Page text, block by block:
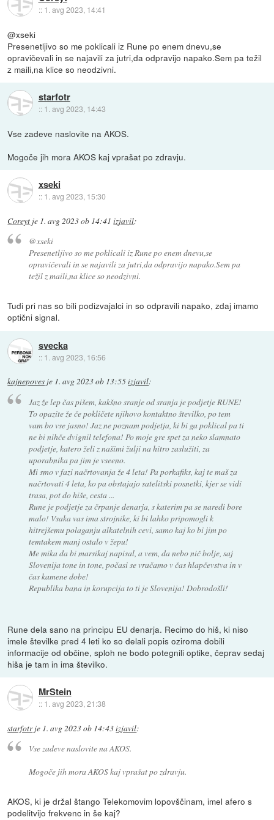
:: 1. avg 2023, 14:41
@xseki
Presenetljivo so me poklicali iz Rune po enem dnevu,se
opravičevali in se najavili za jutri,da odpravijo napako.Sem pa težil
z maili,na klice so neodzivni.
starfotr
:: 1. avg 2023, 14:43
Vse zadeve naslovite na AKOS.
Mogoče jih mora AKOS kaj vprašat po zdravju.
xseki
:: 1. avg 2023, 15:30
Coreyt je 1. avg 2023 ob 14:41 izjavil:
@xseki
Presenetljivo so me poklicali iz Rune po enem dnevu,se
opravičevali in se najavili za jutri,da odpravijo napako.Sem pa
težil z maili,na klice so neodzivni.
Tudi pri nas so bili podizvajalci in so odpravili napako, zdaj imamo
optični signal.
svecka
:: 1. avg 2023, 16:56
kajnepoves je 1. avg 2023 ob 13:55izjavil:
Jaz že lep čas pišem, kakšno sranje od sranja je podjetje RUNE!
To opazite že če pokličete njihovo kontaktno številko, po tem
vam bo vse jasno! Jaz ne poznam podjetja, ki bi ga poklical pa ti
ne bi nihče dvignil telefona! Po moje gre spet za neko slamnato
podjetje, katero želi z našimi žulji na hitro zaslužiti, za
uporabnika pa jim je vseeno.
Mi smo v fazi načrtovanja že 4 leta! Pa porkafiks, kaj te maš za
načrtovati 4 leta, ko pa obstajajo satelitski posnetki, kjer se vidi
trasa, pot do hiše, cesta ...
Rune je podjetje za črpanje denarja, s katerim pa se naredi bore
malo! Vsaka vas ima strojnike, ki bi lahko pripomogli k
hitrejšemu polaganju alkatelnih cevi, samo kaj ko bi jim po
temtakem manj ostalo v žepu!
Me mika da bi marsikaj napisal, a vem, da nebo nič bolje, saj
Slovenija tone in tone, počasi se vračamo v čas hlapčevstva in v
čas kamene dobe!
Republika bana in korupcija to ti je Slovenija! Dobrodošli!
Rune dela sano na principu EU denarja. Recimo do hiš, ki niso
imele številke pred 4 leti ko so delali popis oziroma dobili
informacije od občine, sploh ne bodo potegnili optike, čeprav sedaj
hiša je tam in ima številko.
MrStein
:: 1. avg 2023, 21:38
starfotrje 1. avg 2023 ob 14:43izjavil:
Vse zadeve naslovite na AKOS.
Mogoče jih mora AKOS kaj vprašat po zdravju.
AKOS, ki je držal štango Telekomovim lopovščinam, imel afero s
podelitvijo frekvenc in še kaj?